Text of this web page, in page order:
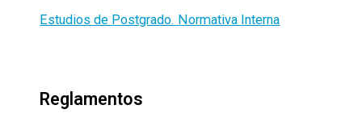
Estudios de Postgrado. Normativa Interna
Reglamentos